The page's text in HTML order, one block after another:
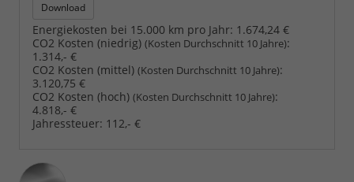
Download
Energiekosten bei 15.000 km pro Jahr: 1.674,24 €
CO2 Kosten (niedrig) (Kosten Durchschnitt 10 Jahre):
1.314,- €
CO2 Kosten (mittel) (Kosten Durchschnitt 10 Jahre):
3.120,75 €
CO2 Kosten (hoch) (Kosten Durchschnitt 10 Jahre):
4.818,- €
Jahressteuer: 112,- €